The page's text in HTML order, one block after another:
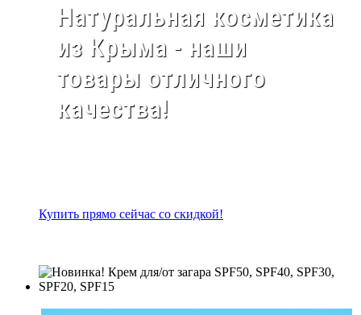
Натуральная косметика
из Крыма - наши
товары отличного
качества!
Купить прямо сейчас со скидкой!